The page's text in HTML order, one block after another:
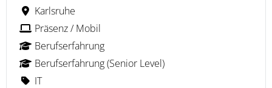
Karlsruhe
Präsenz / Mobil
Berufserfahrung
Berufserfahrung (Senior Level)
IT